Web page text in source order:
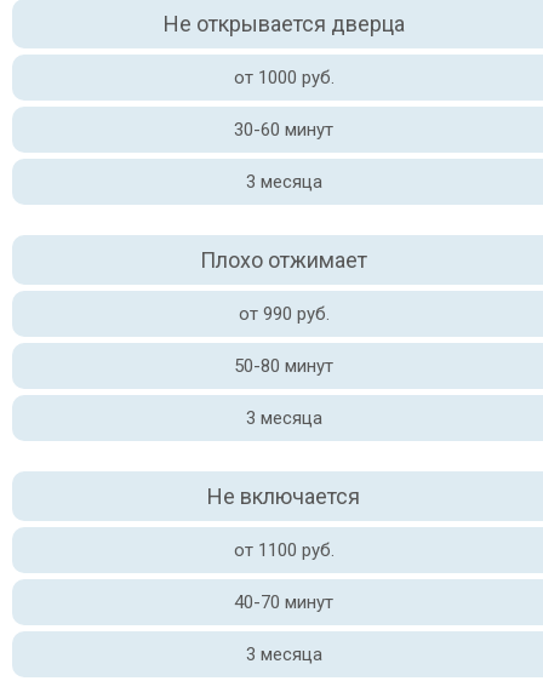
Не открывается дверца
от 1000 руб.
30-60 минут
3 месяца
Плохо отжимает
от 990 руб.
50-80 минут
3 месяца
Не включается
от 1100 руб.
40-70 минут
3 месяца